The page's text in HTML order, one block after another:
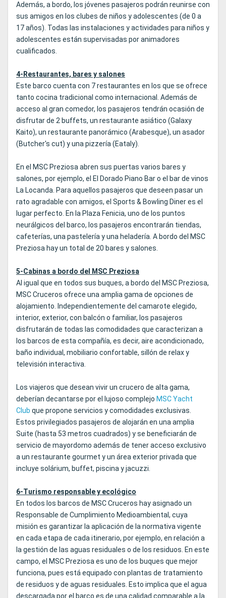
Además, a bordo, los jóvenes pasajeros podrán reunirse con
sus amigos en los clubes de niños y adolescentes (de 0 a
17 años). Todas las instalaciones y actividades para niños y
adolescentes están supervisadas por animadores
cualificados.
4-Restaurantes, bares y salones
Este barco cuenta con 7 restaurantes en los que se ofrece
tanto cocina tradicional como internacional. Además de
acceso al gran comedor, los pasajeros tendrán ocasión de
disfrutar de 2 buffets, un restaurante asiático (Galaxy
Kaito), un restaurante panorámico (Arabesque), un asador
(Butcher's cut) y una pizzería (Eataly).
En el MSC Preziosa abren sus puertas varios bares y
salones, por ejemplo, el El Dorado Piano Bar o el bar de vinos
La Locanda. Para aquellos pasajeros que deseen pasar un
rato agradable con amigos, el Sports & Bowling Diner es el
lugar perfecto. En la Plaza Fenicia, uno de los puntos
neurálgicos del barco, los pasajeros encontrarán tiendas,
cafeterías, una pastelería y una heladería. A bordo del MSC
Preziosa hay un total de 20 bares y salones.
5-Cabinas a bordo del MSC Preziosa
Al igual que en todos sus buques, a bordo del MSC Preziosa,
MSC Cruceros ofrece una amplia gama de opciones de
alojamiento. Independientemente del camarote elegido,
interior, exterior, con balcón o familiar, los pasajeros
disfrutarán de todas las comodidades que caracterizan a
los barcos de esta compañía, es decir, aire acondicionado,
baño individual, mobiliario confortable, sillón de relax y
televisión interactiva.
Los viajeros que desean vivir un crucero de alta gama,
deberían decantarse por el lujoso complejo MSC Yacht
Club que propone servicios y comodidades exclusivas.
Estos privilegiados pasajeros de alojarán en una amplia
Suite (hasta 53 metros cuadrados) y se beneficiarán de
servicio de mayordomo además de tener acceso exclusivo
a un restaurante gourmet y un área exterior privada que
incluye solárium, buffet, piscina y jacuzzi.
6-Turismo responsable y ecológico
En todos los barcos de MSC Cruceros hay asignado un
Responsable de Cumplimiento Medioambiental, cuya
misión es garantizar la aplicación de la normativa vigente
en cada etapa de cada itinerario, por ejemplo, en relación a
la gestión de las aguas residuales o de los residuos. En este
campo, el MSC Preziosa es uno de los buques que mejor
funciona, pues está equipado con plantas de tratamiento
de residuos y de aguas residuales. Esto implica que el agua
descargada por el barco es de una calidad comparable a la